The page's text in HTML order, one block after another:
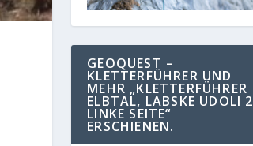
GEOQUEST –
KLETTERFÜHRER UND
MEHR „KLETTERFÜHRER
ELBTAL, LABSKE UDOLI 2
LINKE SEITE“
ERSCHIENEN.